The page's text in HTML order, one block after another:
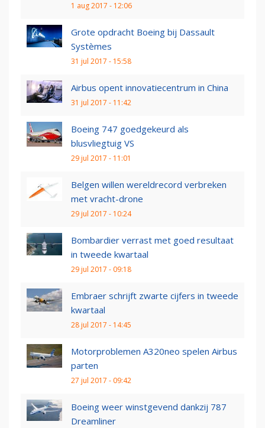
1 aug 2017 - 12:06
Grote opdracht Boeing bij Dassault
Systèmes
31 jul 2017 - 15:58
Airbus opent innovatiecentrum in China
31 jul 2017 - 11:42
Boeing 747 goedgekeurd als
blusvliegtuig VS
29 jul 2017 - 11:01
Belgen willen wereldrecord verbreken
met vracht-drone
29 jul 2017 - 10:24
Bombardier verrast met goed resultaat
in tweede kwartaal
29 jul 2017 - 09:18
Embraer schrijft zwarte cijfers in tweede
kwartaal
28 jul 2017 - 14:45
Motorproblemen A320neo spelen Airbus
parten
27 jul 2017 - 09:42
Boeing weer winstgevend dankzij 787
Dreamliner